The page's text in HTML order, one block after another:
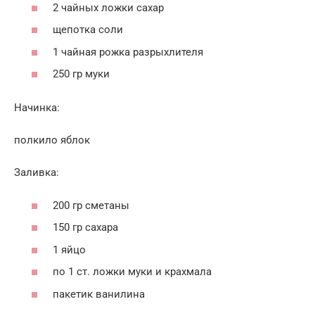
2 чайных ложки сахар
щепотка соли
1 чайная рожка разрыхлителя
250 гр муки
Начинка:
полкило яблок
Заливка:
200 гр сметаны
150 гр сахара
1 яйцо
по 1 ст. ложки муки и крахмала
пакетик ванилина